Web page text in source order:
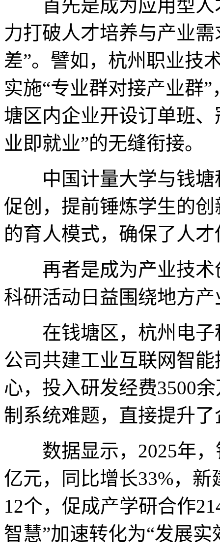
首先是成为应用型人
力打破人才培养与产业
差”。譬如，杭州职业技
实施“专业群对接产业群
塘区内企业开设订单班
业即就业”的无缝衔接。
中国计量大学与钱塘
促创，提前锤炼学生的
的育人模式，确保了人
再者是成为产业技术
科研活动日益围绕地方产
在钱塘区，杭州电子
公司共建工业互联网智
心，投入研发经费3500
制系统难题，直接提升
数据显示，2025年，
亿元，同比增长33%，
12个，促成产学研合作
智慧”加速转化为“发展